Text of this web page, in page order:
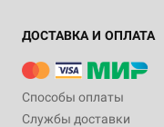
ДОСТАВКА И ОПЛАТА
Способы оплаты
Службы доставки